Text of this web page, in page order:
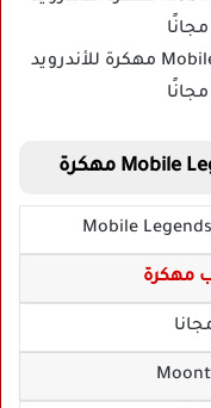
Mobile
مهكرة